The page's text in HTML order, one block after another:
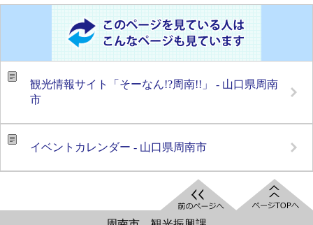
観光情報サイト「そーなん!?周南!!」 - 山口県周南
市
イベントカレンダー - 山口県周南市